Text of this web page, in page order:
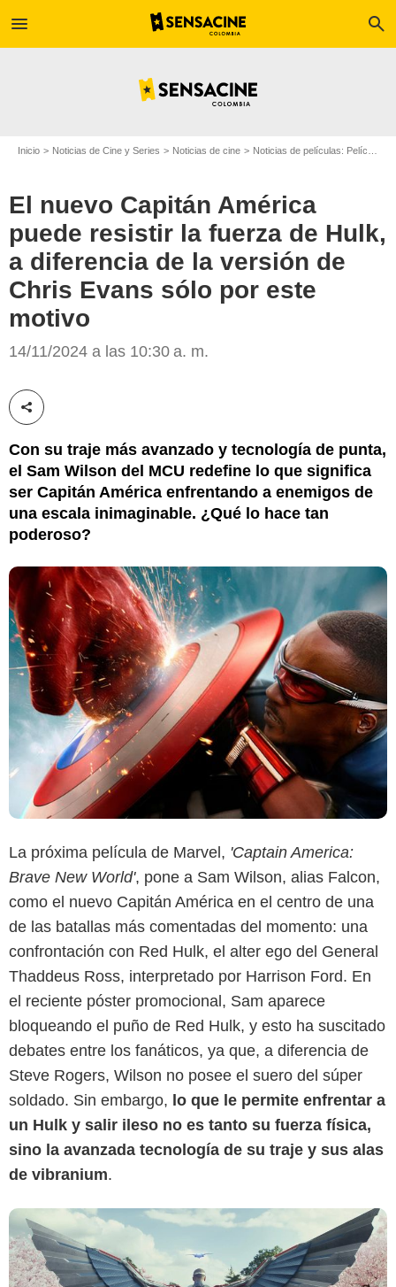
menu search
Inicio Noticias de Cine y Series Noticias de cine Noticias de películas: Película - ¿Sabías que...?
El nuevo Capitán América
puede resistir la fuerza de Hulk,
a diferencia de la versión de
Chris Evans sólo por este
motivo
14/11/2024 a las 10:30 a. m.
Compartir esta noticia
Con su traje más avanzado y tecnología de punta,
el Sam Wilson del MCU redefine lo que significa
ser Capitán América enfrentando a enemigos de
una escala inimaginable. ¿Qué lo hace tan
poderoso?
La próxima película de Marvel, 'Captain America:
Brave New World', pone a Sam Wilson, alias Falcon,
como el nuevo Capitán América en el centro de una
de las batallas más comentadas del momento: una
confrontación con Red Hulk, el alter ego del General
Thaddeus Ross, interpretado por Harrison Ford. En
el reciente póster promocional, Sam aparece
bloqueando el puño de Red Hulk, y esto ha suscitado
debates entre los fanáticos, ya que, a diferencia de
Steve Rogers, Wilson no posee el suero del súper
soldado. Sin embargo, lo que le permite enfrentar a
un Hulk y salir ileso no es tanto su fuerza física,
sino la avanzada tecnología de su traje y sus alas
de vibranium.
Marvel Studios